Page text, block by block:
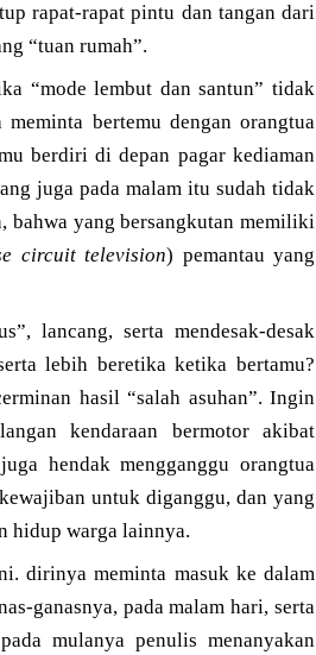
rapat-rapat pintu dan tangan dari
“tuan rumah”.
“mode lembut dan santun” tidak
bertemu dengan orangtua
berdiri di depan pagar kediaman
juga pada malam itu sudah tidak
bahwa yang bersangkutan memiliki
circuit television) pemantau yang
lancang, serta mendesak-desak
lebih beretika ketika bertamu?
hasil “salah asuhan”. Ingin
kendaraan bermotor akibat
hendak mengganggu orangtua
untuk diganggu, dan yang
hidup warga lainnya.
dirinya meminta masuk ke dalam
ganasnya, pada malam hari, serta
mulanya penulis menanyakan